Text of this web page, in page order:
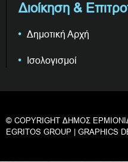
Διοίκηση &
Δημοτική Αρχή
Ισολογισμοί
© COPYRIGHT ΔΗΜΟΣ
EGRITOS GROUP | GRAPHICS